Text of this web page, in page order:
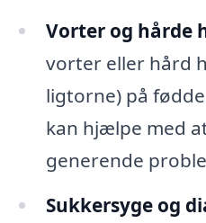
Vorter og hårde
vorter eller hård
ligtorne) på
kan hjælpe med
generende
Sukkersyge og